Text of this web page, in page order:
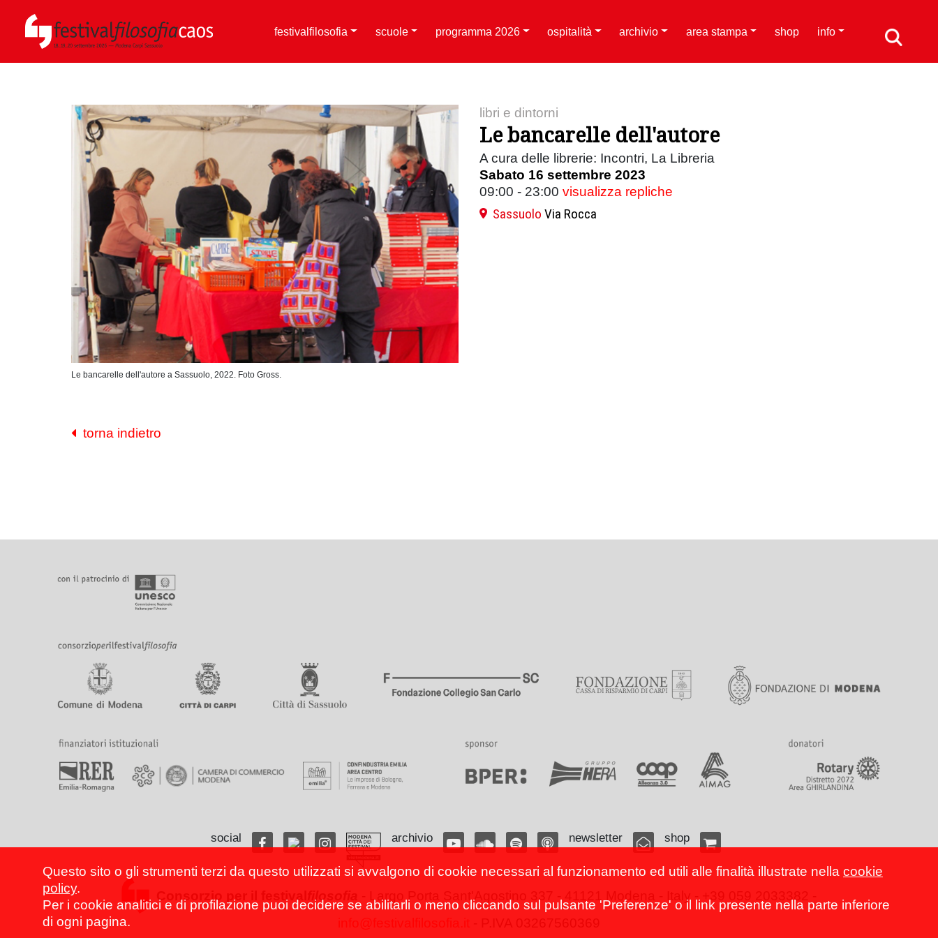
festivalfilosofia scuole programma 2026 ospitalità archivio area stampa shop info
Le bancarelle dell'autore a Sassuolo, 2022. Foto Gross.
libri e dintorni
Le bancarelle dell'autore
A cura delle librerie: Incontri, La Libreria
Sabato 16 settembre 2023
09:00 - 23:00 visualizza repliche
Sassuolo Via Rocca
torna indietro
social archivio newsletter shop
Questo sito o gli strumenti terzi da questo utilizzati si avvalgono di cookie necessari al funzionamento ed utili alle finalità illustrate nella cookie
policy.
Per i cookie analitici e di profilazione puoi decidere se abilitarli o meno cliccando sul pulsante 'Preferenze' o il link presente nella parte inferiore
di ogni pagina.